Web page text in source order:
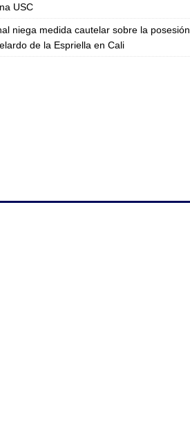
USC
niega medida cautelar sobre la posesión
de la Espriella en Cali